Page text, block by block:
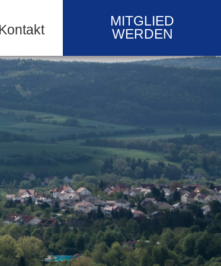
Kontakt
MITGLIED
WERDEN